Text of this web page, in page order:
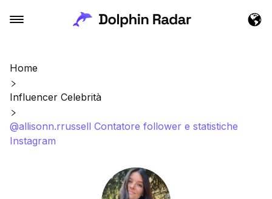
Home
Influencer Celebrità
@allisonn.rrussell Contatore follower e statistiche
Instagram